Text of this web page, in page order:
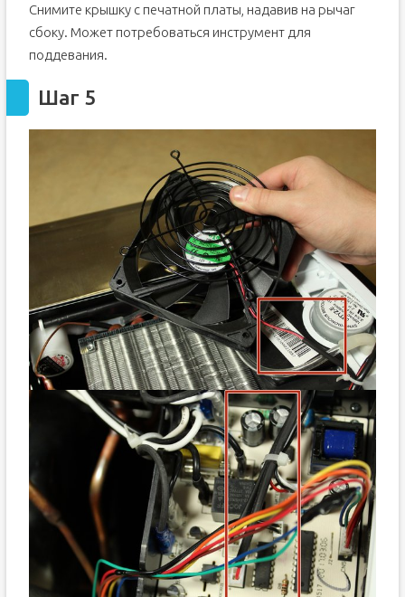
Снимите крышку с печатной платы, надавив на рычаг
сбоку. Может потребоваться инструмент для
поддевания.
Шаг 5